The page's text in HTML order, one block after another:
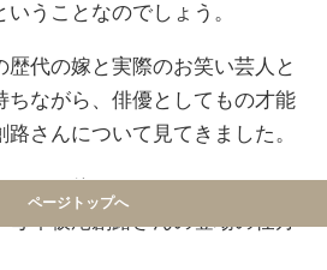
うことなのでしょう。
歴代の嫁と実際のお笑い芸人と
ちながら、俳優としてもの才能
さんについて見てきました。
毎年板尾創路さんの登場の仕方
ページトップへ